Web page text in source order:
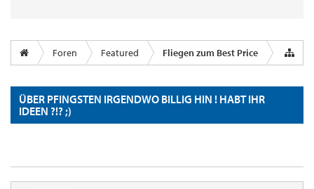
Foren Featured Fliegen zum Best Price
ÜBER PFINGSTEN IRGENDWO BILLIG HIN ! HABT IHR
IDEEN ?!? ;)